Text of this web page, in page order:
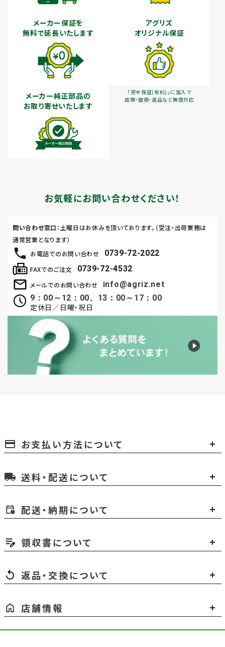
メーカー保証を
無料で延長いたします
アグリズ
オリジナル保証
「完全保証(有料)」に加入で
故障・破損・返品など無償対応
メーカー純正部品の
お取り寄せいたします
お気軽にお問い合わせください！
お電話でのお問い合わせ 0739-72-2022
メールでのお問い合わせ
info@agriz.net
9：00～12：00、13：00～17：00
定休日／日曜・祝日
FAXでのご注文 0739-72-4532
問い合わせ窓口 ：土曜日はお休みを頂いております。（受注・出荷業務は
通常営業となります）
payment お支払い方法について
local_shipping 送料・配送について
配送・納期について
領収書について
返品・交換について
店舗情報